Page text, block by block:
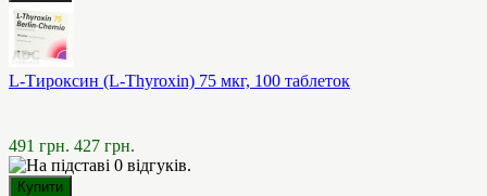
L-Тироксин (L-Thyroxin) 75 мкг, 100 таблеток
491 грн. 427 грн.